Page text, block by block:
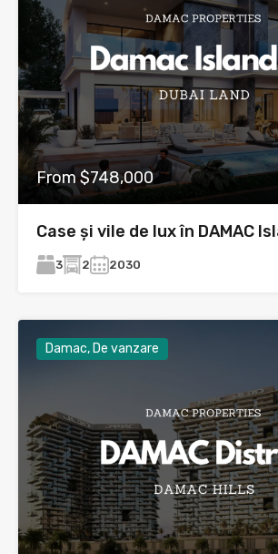
From $748,000
Case și vile de lux în DAMAC
3 2 2030
Damac, De vanzare